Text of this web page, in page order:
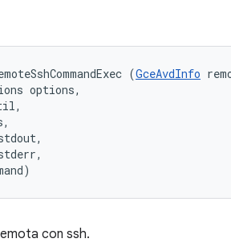
(GceAvdInfo
options,
con ssh.